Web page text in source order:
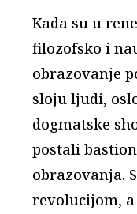
Kada su u
filozofsko i
obrazovanje
sloju ljudi,
dogmatske
postali
obrazovanja.
revolucijom,